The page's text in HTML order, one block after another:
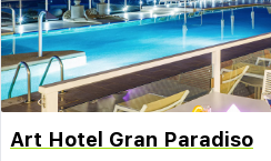
Art Hotel Gran Paradiso